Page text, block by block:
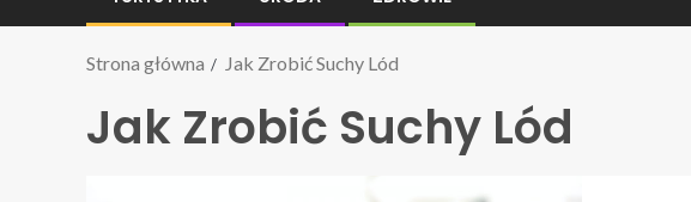
Strona główna Jak Zrobić Suchy Lód
Jak Zrobić Suchy Lód